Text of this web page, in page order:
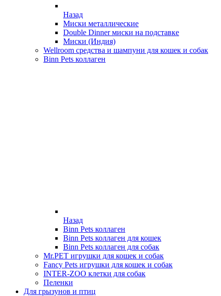
Назад
Миски металлические
Double Dinner миски на подставке
Миски (Индия)
Wellroom средства и шампуни для кошек и собак
Binn Pets коллаген
Назад
Binn Pets коллаген
Binn Pets коллаген для кошек
Binn Pets коллаген для собак
Mr.PET игрушки для кошек и собак
Fancy Pets игрушки для кошек и собак
INTER-ZOO клетки для собак
Пеленки
Для грызунов и птиц